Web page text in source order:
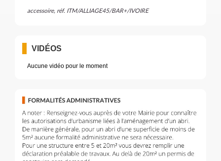
accessoire, réf. ITM/ALLIAGE45/BAR+/IVOIRE
VIDÉOS
Aucune vidéo pour le moment